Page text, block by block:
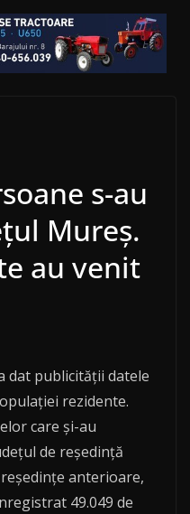
s-au
Mureș.
au venit
dat publicității datele
rezidente.
care și-au
de reședință
anterioare,
49.049 de